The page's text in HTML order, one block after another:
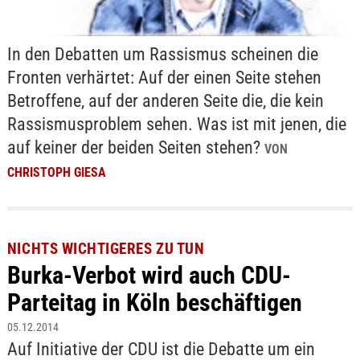
In den Debatten um Rassismus scheinen die
Fronten verhärtet: Auf der einen Seite stehen
Betroffene, auf der anderen Seite die, die kein
Rassismusproblem sehen. Was ist mit jenen, die
auf keiner der beiden Seiten stehen? VON
CHRISTOPH GIESA
NICHTS WICHTIGERES ZU TUN
Burka-Verbot wird auch CDU-
Parteitag in Köln beschäftigen
05.12.2014
Auf Initiative der CDU ist die Debatte um ein